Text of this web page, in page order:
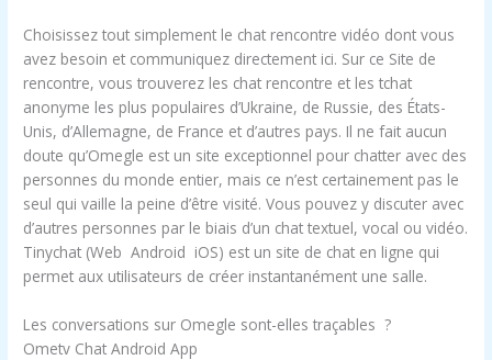
Choisissez tout simplement le chat rencontre vidéo dont vous
avez besoin et communiquez directement ici. Sur ce Site de
rencontre, vous trouverez les chat rencontre et les tchat
anonyme les plus populaires d’Ukraine, de Russie, des États-
Unis, d’Allemagne, de France et d’autres pays. Il ne fait aucun
doute qu’Omegle est un site exceptionnel pour chatter avec des
personnes du monde entier, mais ce n’est certainement pas le
seul qui vaille la peine d’être visité. Vous pouvez y discuter avec
d’autres personnes par le biais d’un chat textuel, vocal ou vidéo.
Tinychat (Web Android iOS) est un site de chat en ligne qui
permet aux utilisateurs de créer instantanément une salle.
Les conversations sur Omegle sont-elles traçables ?
Ometv Chat Android App